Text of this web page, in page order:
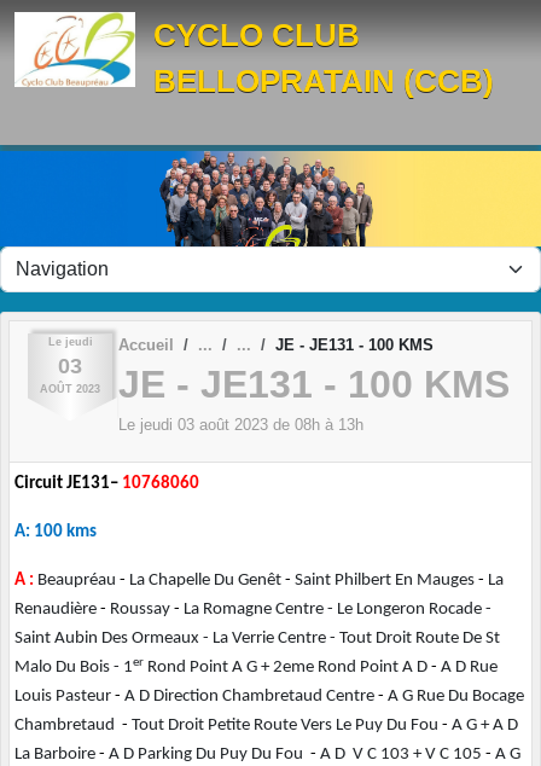
CYCLO CLUB
BELLOPRATAIN (CCB)
Le jeudi
03
AOÛT 2023
Accueil JE - JE131 - 100 KMS
JE - JE131 - 100 KMS
Le jeudi 03 août 2023 de 08h à 13h
Circuit JE131– 10768060
A: 100 kms
A : Beaupréau - La Chapelle Du Genêt - Saint Philbert En Mauges - La
Renaudière - Roussay - La Romagne Centre - Le Longeron Rocade -
Saint Aubin Des Ormeaux - La Verrie Centre - Tout Droit Route De St
Malo Du Bois - 1er Rond Point A G + 2eme Rond Point A D - A D Rue
Louis Pasteur - A D Direction Chambretaud Centre - A G Rue Du Bocage
Chambretaud - Tout Droit Petite Route Vers Le Puy Du Fou - A G + A D
La Barboire - A D Parking Du Puy Du Fou - A D V C 103 + V C 105 - A G
Panneau de gestion des cookies